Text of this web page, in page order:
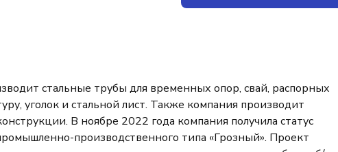
стальные трубы для временных опор, свай, распорных
уголок и стальной лист. Также компания производит
В ноябре 2022 года компания получила статус
производственного типа «Грозный». Проект